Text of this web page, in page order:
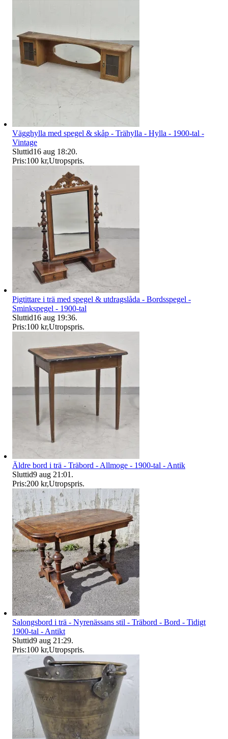
Vägghylla med spegel & skåp - Trähylla - Hylla - 1900-tal -
Vintage
Sluttid16 aug 18:20.
Pris:100 kr,Utropspris.
Pigtittare i trä med spegel & utdragslåda - Bordsspegel -
Sminkspegel - 1900-tal
Sluttid16 aug 19:36.
Pris:100 kr,Utropspris.
Äldre bord i trä - Träbord - Allmoge - 1900-tal - Antik
Sluttid9 aug 21:01 .
Pris:200 kr,Utropspris.
Salongsbord i trä - Nyrenässans stil - Träbord - Bord - Tidigt
1900-tal - Antikt
Sluttid9 aug 21:29.
Pris:100 kr,Utropspris.